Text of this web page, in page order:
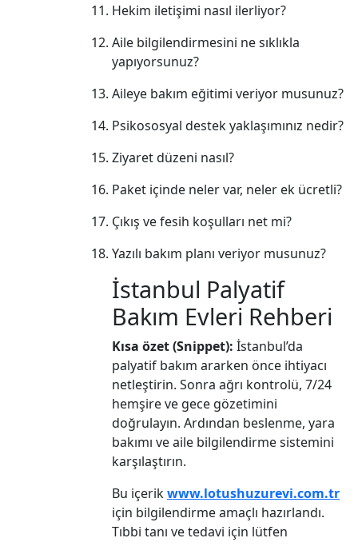
Hekim iletişimi nasıl ilerliyor?
Aile bilgilendirmesini ne sıklıkla
yapıyorsunuz?
Aileye bakım eğitimi veriyor musunuz?
Psikososyal destek yaklaşımınız nedir?
Ziyaret düzeni nasıl?
Paket içinde neler var, neler ek ücretli?
Çıkış ve fesih koşulları net mi?
Yazılı bakım planı veriyor musunuz?
İstanbul Palyatif
Bakım Evleri Rehberi
Kısa özet (Snippet): İstanbul’da
palyatif bakım ararken önce ihtiyacı
netleştirin. Sonra ağrı kontrolü, 7/24
hemşire ve gece gözetimini
doğrulayın. Ardından beslenme, yara
bakımı ve aile bilgilendirme sistemini
karşılaştırın.
Bu içerikwww.lotushuzurevi.com.tr
için bilgilendirme amaçlı hazırlandı.
Tıbbi tanı ve tedavi için lütfen